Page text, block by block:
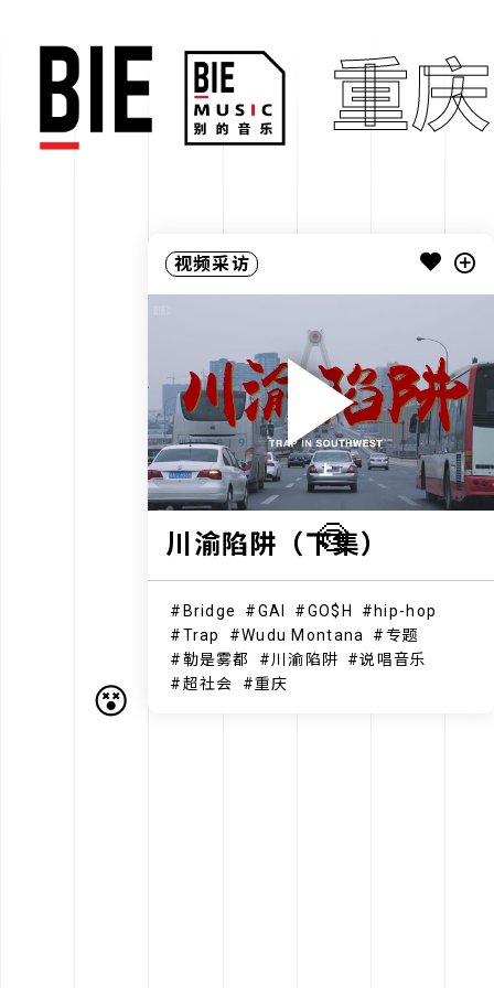
重庆
视频采访
川渝陷阱（下集）
Bridge GAI GO$H
hip-hop
Trap
Wudu Montana
专题
勒是雾都
川渝陷阱
说唱音乐
超社会
重庆
😵
🍥